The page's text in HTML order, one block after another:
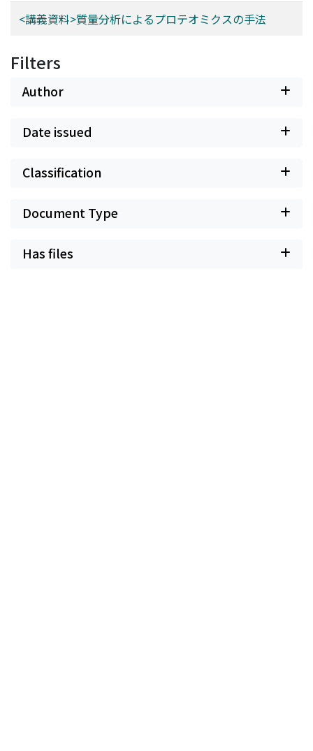
<講義資料>質量分析によるプロテオミクスの手法
Filters
Author
Date issued
Classification
Document Type
Has files